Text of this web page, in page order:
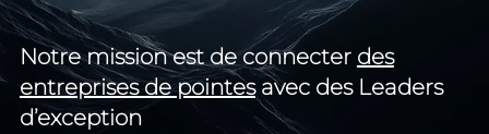
Notre mission est de connecter des
entreprises de pointesavec des Leaders
d’exception